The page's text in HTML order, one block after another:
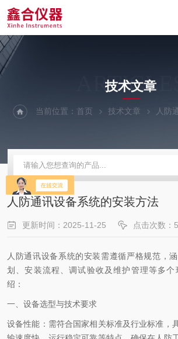
ARTICLES
技术文章
当前位置：首页 技术文章 人防
人防通讯设备系统的安装方法
更新时间：2025-11-25 点击次数：
人防通讯设备系统的安装需遵循严格规范，
划、安装流程、调试验收及维护管理等多个
绍：
一、设备选型与技术要求
设备性能：需符合国家相关标准及行业标准，